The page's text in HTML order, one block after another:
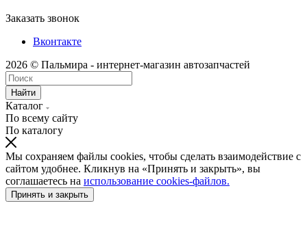
Заказать звонок
Вконтакте
2026 © Пальмира - интернет-магазин автозапчастей
Найти
Каталог
По всему сайту
По каталогу
Мы сохраняем файлы cookies, чтобы сделать взаимодействие с
сайтом удобнее. Кликнув на «Принять и закрыть», вы
соглашаетесь на использование cookies-файлов.
Принять и закрыть